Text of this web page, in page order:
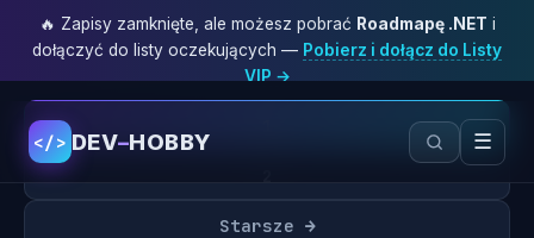
🔥 Zapisy zamknięte, ale możesz pobrać Roadmapę .NET i
dołączyć do listy oczekujących — Pobierz i dołącz do Listy
VIP →
</> DEV–HOBBY ☰
Starsze →